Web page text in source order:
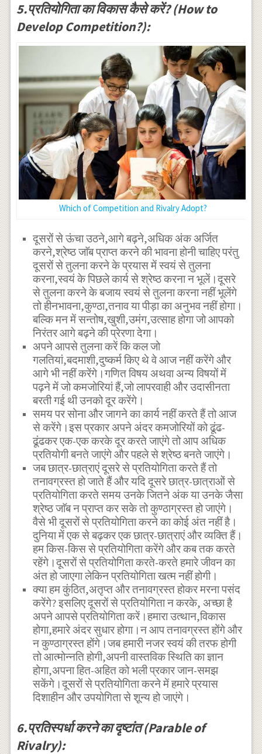
5.प्रतियोगिता का विकास कैसे करें? (How to
Develop Competition?):
Which of Competition and Rivalry Adopt?
दूसरों से ऊंचा उठने,आगे बढ़ने,अधिक अंक अर्जित
करने,श्रेष्ठ जाॅब प्राप्त करने की भावना होनी चाहिए परंतु
दूसरों से तुलना करने के प्रयास में स्वयं से तुलना
करना,स्वयं के पिछले कार्य से श्रेष्ठ करना न भूलें।दूसरे
से तुलना करने के बजाय स्वयं से तुलना करना नहीं भूलेंगे
तो हीनभावना,कुण्ठा,तनाव या पीड़ा का अनुभव नहीं होगा।
बल्कि मन में सन्तोष,खुशी,उमंग,उत्साह होगा जो आपको
निरंतर आगे बढ़ने की प्रेरणा देगा।
अपने आपसे तुलना करें कि कल जो
गलतियां,बदमाशी,दुष्कर्म किए थे वे आज नहीं करेंगे और
आगे भी नहीं करेंगे।गणित विषय अथवा अन्य विषयों में
पढ़ने में जो कमजोरियां हैं,जो लापरवाही और उदासीनता
बरती गई थी उनको दूर करेंगे।
समय पर सोना और जागने का कार्य नहीं करते हैं तो आज
से करेंगे।इस प्रकार अपने अंदर कमजोरियों को ढूंढ-
ढूंढकर एक-एक करके दूर करते जाएंगे तो आप अधिक
प्रतियोगी बनते जाएंगे और पहले से श्रेष्ठ बनते जाएंगे।
जब छात्र-छात्राएं दूसरे से प्रतियोगिता करते हैं तो
तनावग्रस्त हो जाते हैं और यदि दूसरे छात्र-छात्राओं से
प्रतियोगिता करते समय उनके जितने अंक या उनके जैसा
श्रेष्ठ जाॅब न प्राप्त कर सके तो कुण्ठाग्रस्त हो जाएंगे।
वैसे भी दूसरों से प्रतियोगिता करने का कोई अंत नहीं है।
दुनिया में एक से बढ़कर एक छात्र-छात्राएं और व्यक्ति हैं।
हम किस-किस से प्रतियोगिता करेंगे और कब तक करते
रहेंगे।दूसरों से प्रतियोगिता करते-करते हमारे जीवन का
अंत हो जाएगा लेकिन प्रतियोगिता खत्म नहीं होगी।
क्या हम कुंठित,अतृप्त और तनावग्रस्त होकर मरना पसंद
करेंगे? इसलिए दूसरों से प्रतियोगिता न करके, अच्छा है
अपने आपसे प्रतियोगिता करें।हमारा उत्थान,विकास
होगा,हमारे अंदर सुधार होगा।न आप तनावग्रस्त होंगे और
न कुण्ठाग्रस्त होंगे।जब हमारी नजर स्वयं की तरफ होगी
तो आत्मोन्नति होगी,अपनी वास्तविक स्थिति का ज्ञान
होगा,अपना हित-अहित को भली प्रकार जान-समझ
सकेंगे।दूसरों से प्रतियोगिता करने में हमारे प्रयास
दिशाहीन और उपयोगिता से शून्य हो जाएंगे।
6.प्रतिस्पर्धा करने का दृष्टांत (Parable of
Rivalry):